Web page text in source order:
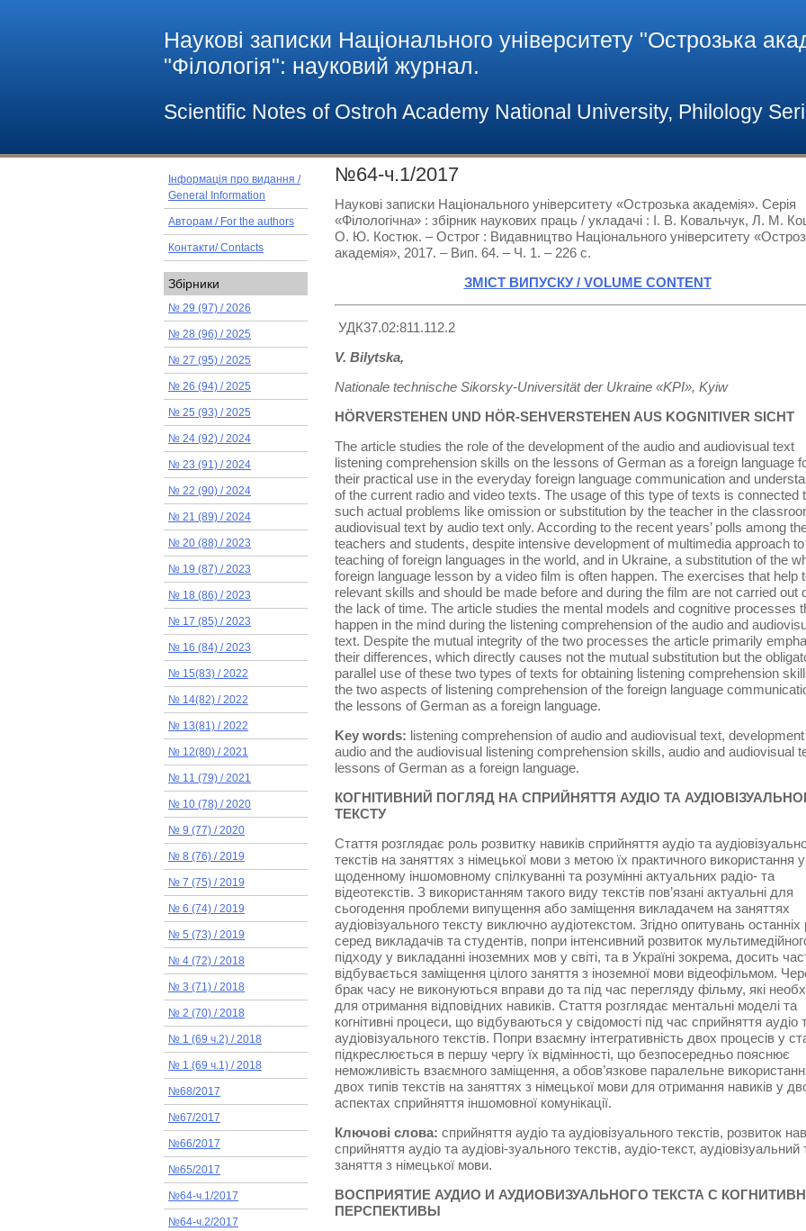
Наукові записки Національного університету "Острозька
"Філологія": науковий журнал.
Scientific Notes of Ostroh Academy National University, Philology
Інформація про видання /
General Information
Авторам / For the authors
Контакти/ Contacts
Збірники
№ 29 (97) / 2026
№ 28 (96) / 2025
№ 27 (95) / 2025
№ 26 (94) / 2025
№ 25 (93) / 2025
№ 24 (92) / 2024
№ 23 (91) / 2024
№ 22 (90) / 2024
№ 21 (89) / 2024
№ 20 (88) / 2023
№ 19 (87) / 2023
№ 18 (86) / 2023
№ 17 (85) / 2023
№ 16 (84) / 2023
№ 15(83) / 2022
№ 14(82) / 2022
№ 13(81) / 2022
№ 12(80) / 2021
№ 11 (79) / 2021
№ 10 (78) / 2020
№ 9 (77) / 2020
№ 8 (76) / 2019
№ 7 (75) / 2019
№ 6 (74) / 2019
№ 5 (73) / 2019
№ 4 (72) / 2018
№ 3 (71) / 2018
№ 2 (70) / 2018
№ 1 (69 ч.2) / 2018
№ 1 (69 ч.1) / 2018
№68/2017
№67/2017
№66/2017
№65/2017
№64-ч.1/2017
№64-ч.2/2017
№64-ч.1/2017
Наукові записки Національного університету «Острозька академія». Серія
«Філологічна» : збірник наукових праць / укладачі : І. В. Ковальчук, Л. М.
О. Ю. Костюк. – Острог : Видавництво Національного університету
академія», 2017. – Вип. 64. – Ч. 1. – 226 с.
ЗМІСТ ВИПУСКУ / VOLUME CONTENT
УДК37.02:811.112.2
V. Bilytska,
Nationale technische Sikorsky-Universität der Ukraine «KPI», Kyiw
HÖRVERSTEHEN UND HÖR-SEHVERSTEHEN AUS KOGNITIVER SICHT
The article studies the role of the development of the audio and audiovisual text
listening comprehension skills on the lessons of German as a foreign language
their practical use in the everyday foreign language communication and
of the current radio and video texts. The usage of this type of texts is connected
such actual problems like omission or substitution by the teacher in the
audiovisual text by audio text only. According to the recent years’ polls among
teachers and students, despite intensive development of multimedia approach to
teaching of foreign languages in the world, and in Ukraine, a substitution of the
foreign language lesson by a video film is often happen. The exercises that help
relevant skills and should be made before and during the film are not carried out
the lack of time. The article studies the mental models and cognitive processes
happen in the mind during the listening comprehension of the audio and
text. Despite the mutual integrity of the two processes the article primarily
their differences, which directly causes not the mutual substitution but the
parallel use of these two types of texts for obtaining listening comprehension
the two aspects of listening comprehension of the foreign language
the lessons of German as a foreign language.
Key words: listening comprehension of audio and audiovisual text,
audio and the audiovisual listening comprehension skills, audio and audiovisual
lessons of German as a foreign language.
КОГНІТИВНИЙ ПОГЛЯД НА СПРИЙНЯТТЯ АУДІО ТА
ТЕКСТУ
Стаття розглядає роль розвитку навиків сприйняття аудіо та
текстів на заняттях з німецької мови з метою їх практичного використання у
щоденному іншомовному спілкуванні та розумінні актуальних радіо- та
відеотекстів. З використанням такого виду текстів пов’язані актуальні для
сьогодення проблеми випущення або заміщення викладачем на заняттях
аудіовізуального тексту виключно аудіотекстом. Згідно опитувань останніх
серед викладачів та студентів, попри інтенсивний розвиток
підходу у викладанні іноземних мов у світі, та в Україні зокрема, досить
відбувається заміщення цілого заняття з іноземної мови відеофільмом.
брак часу не виконуються вправи до та під час перегляду фільму, які
для отримання відповідних навиків. Стаття розглядає ментальні моделі та
когнітивні процеси, що відбуваються у свідомості під час сприйняття аудіо
аудіовізуального текстів. Попри взаємну інтегративність двох процесів у
підкреслюється в першу чергу їх відмінності, що безпосередньо пояснює
неможливість взаємного заміщення, а обов’язкове паралельне
двох типів текстів на заняттях з німецької мови для отримання навиків у
аспектах сприйняття іншомовної комунікації.
Ключові слова: сприйняття аудіо та аудіовізуального текстів, розвиток
сприйняття аудіо та аудіові-зуального текстів, аудіо-текст, аудіовізуальний
заняття з німецької мови.
ВОСПРИЯТИЕ АУДИО И АУДИОВИЗУАЛЬНОГО ТЕКСТА С
ПЕРСПЕКТИВЫ